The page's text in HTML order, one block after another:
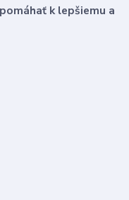
k lepšiemu a